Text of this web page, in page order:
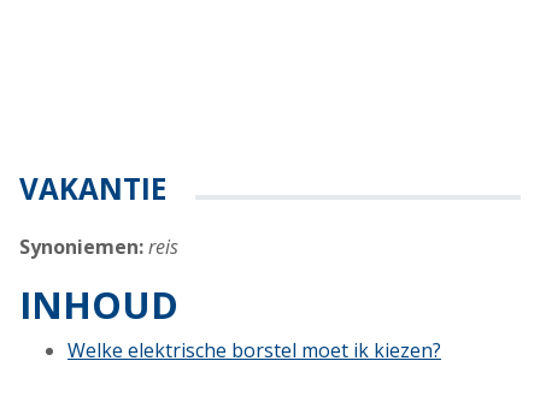
VAKANTIE
Synoniemen:reis
INHOUD
Welke elektrische borstel moet ik kiezen?